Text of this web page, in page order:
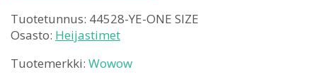
Tuotetunnus: 44528-YE-ONE SIZE
Osasto: Heijastimet
Tuotemerkki: Wowow